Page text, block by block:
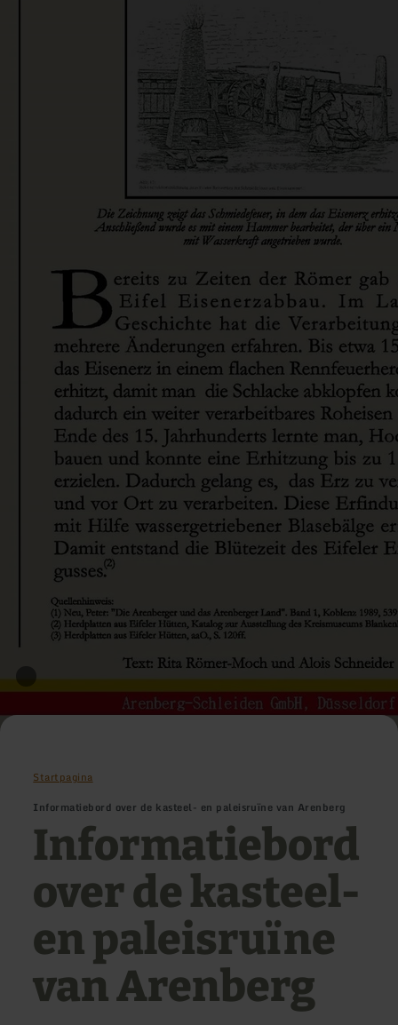
Startpagina
Informatiebord over de kasteel- en paleisruïne van Arenberg
Informatiebord
over de kasteel-
en paleisruïne
van Arenberg